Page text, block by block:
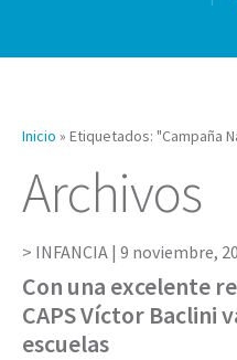
Inicio » Etiquetados: "Campaña
Archivos
INFANCIA | 9 noviembre,
Con una excelente
CAPS Víctor Baclini
escuelas